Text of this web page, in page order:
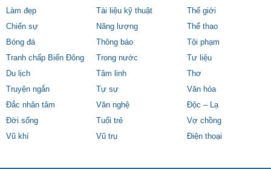
Làm đẹp
Tài liệu kỹ thuật
Thế giới
Chiến sự
Năng lượng
Thể thao
Bóng đá
Thông báo
Tội phạm
Tranh chấp Biển Đông
Trong nước
Tư liệu
Du lịch
Tâm linh
Thơ
Truyện ngắn
Tự sự
Văn hóa
Đắc nhân tâm
Văn nghệ
Độc – Lạ
Đời sống
Tuổi trẻ
Vợ chồng
Vũ khí
Vũ trụ Điện thoại